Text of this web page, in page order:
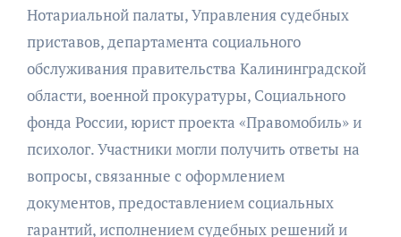
Нотариальной палаты, Управления судебных
приставов, департамента социального
обслуживания правительства Калининградской
области, военной прокуратуры, Социального
фонда России, юрист проекта «Правомобиль» и
психолог. Участники могли получить ответы на
вопросы, связанные с оформлением
документов, предоставлением социальных
гарантий, исполнением судебных решений и